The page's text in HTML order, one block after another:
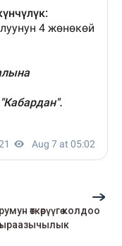
өткөрүүгө колдоо
ыраазычылык